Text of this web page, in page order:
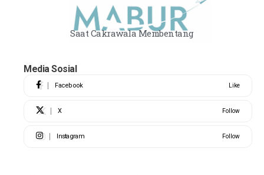
Saat Cakrawala Membentang
Media Sosial
Facebook Like
X Follow
Instagram Follow